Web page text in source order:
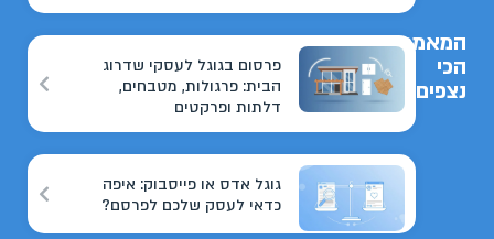
המאמרים
הכי
נצפים
פרסום בגוגל לעסקי שדרוג
הבית: פרגולות, מטבחים,
דלתות ופרקטים
גוגל אדס או פייסבוק: איפה
כדאי לעסק שלכם לפרסם?